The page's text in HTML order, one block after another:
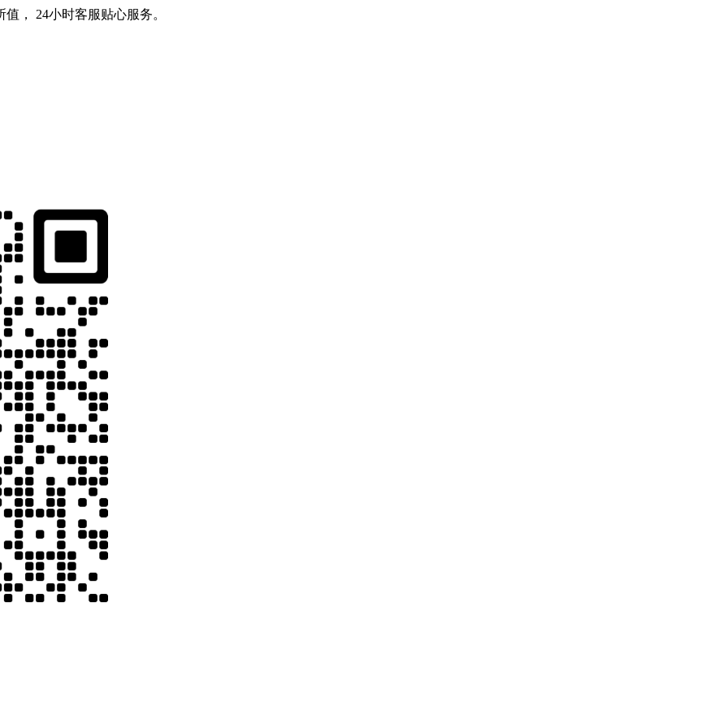
， 24小时客服贴心服务。